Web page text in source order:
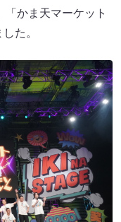
「かま天マーケット
た。